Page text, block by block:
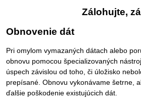
Zálohujte,
Obnovenie dát
Pri omylom vymazaných dátach alebo
obnovu pomocou špecializovaných
úspech závislou od toho, či úložisko
prepísané. Obnovu vykonávame šetrne,
ďalšie poškodenie existujúcich dát.